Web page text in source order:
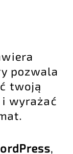
pozwala
twoją
wyrażać
,